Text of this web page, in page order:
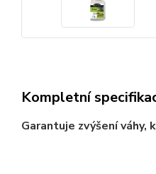
Kompletní
Garantuje zvýšení váhy,